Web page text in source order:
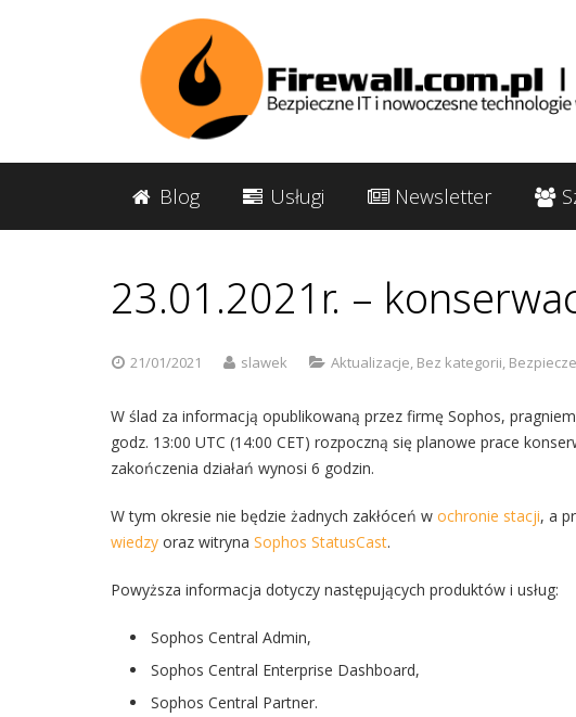
Blog Usługi Newsletter
23.01.2021r. –
21/01/2021 slawek Aktualizacje, Bez kategorii,
W ślad za informacją opublikowaną przez firmę Sophos,
godz. 13:00 UTC (14:00 CET) rozpoczną się planowe prace
zakończenia działań wynosi 6 godzin.
W tym okresie nie będzie żadnych zakłóceń w ochronie stacji, a
wiedzy oraz witryna Sophos StatusCast.
Powyższa informacja dotyczy następujących produktów i usług:
Sophos Central Admin,
Sophos Central Enterprise Dashboard,
Sophos Central Partner.